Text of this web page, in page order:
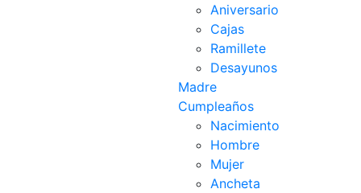
Aniversario
Cajas
Ramillete
Desayunos
Madre
Cumpleaños
Nacimiento
Hombre
Mujer
Ancheta